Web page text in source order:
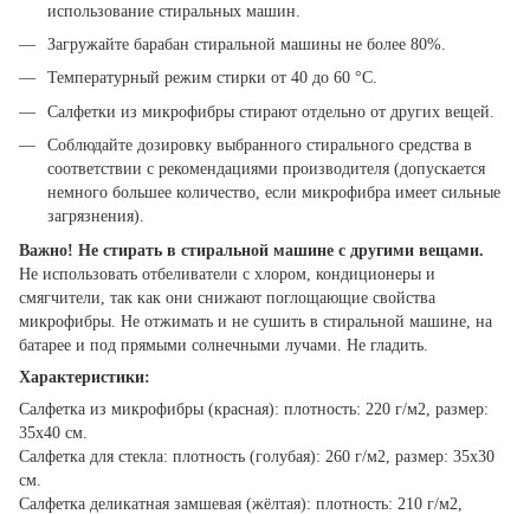
использование стиральных машин.
Загружайте барабан стиральной машины не более 80%.
Температурный режим стирки от 40 до 60 °С.
Салфетки из микрофибры стирают отдельно от других вещей.
Соблюдайте дозировку выбранного стирального средства в
соответствии с рекомендациями производителя (допускается
немного большее количество, если микрофибра имеет сильные
загрязнения).
Важно! Не стирать в стиральной машине с другими вещами.
Не использовать отбеливатели с хлором, кондиционеры и
смягчители, так как они снижают поглощающие свойства
микрофибры. Не отжимать и не сушить в стиральной машине, на
батарее и под прямыми солнечными лучами. Не гладить.
Характеристики:
Салфетка из микрофибры (красная): плотность: 220 г/м2, размер:
35х40 см.
Салфетка для стекла: плотность (голубая): 260 г/м2, размер: 35х30
см.
Салфетка деликатная замшевая (жёлтая): плотность: 210 г/м2,